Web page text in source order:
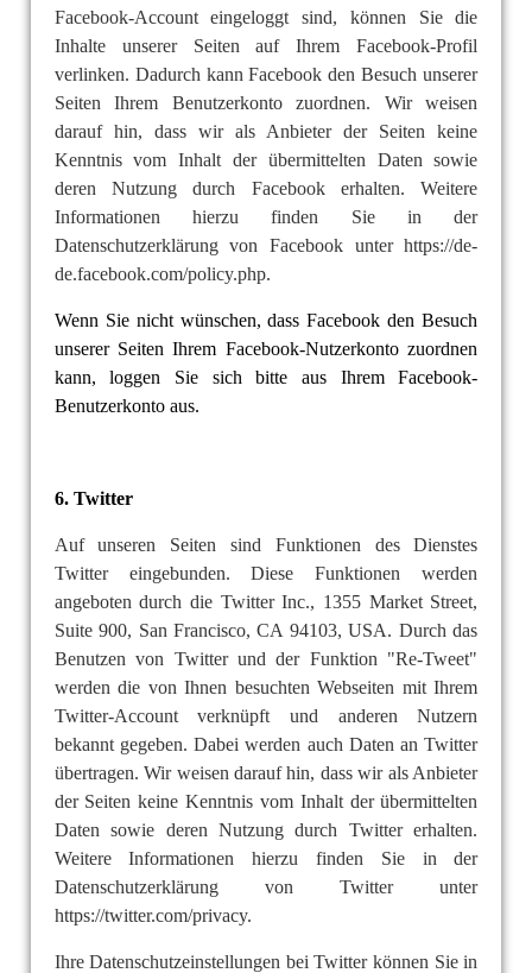
Facebook-Account eingeloggt sind, können Sie die
Inhalte unserer Seiten auf Ihrem Facebook-Profil
verlinken. Dadurch kann Facebook den Besuch unserer
Seiten Ihrem Benutzerkonto zuordnen. Wir weisen
darauf hin, dass wir als Anbieter der Seiten keine
Kenntnis vom Inhalt der übermittelten Daten sowie
deren Nutzung durch Facebook erhalten. Weitere
Informationen hierzu finden Sie in der
Datenschutzerklärung von Facebook unter https://de-
de.facebook.com/policy.php.
Wenn Sie nicht wünschen, dass Facebook den Besuch
unserer Seiten Ihrem Facebook-Nutzerkonto zuordnen
kann, loggen Sie sich bitte aus Ihrem Facebook-
Benutzerkonto aus.
6. Twitter
Auf unseren Seiten sind Funktionen des Dienstes
Twitter eingebunden. Diese Funktionen werden
angeboten durch die Twitter Inc., 1355 Market Street,
Suite 900, San Francisco, CA 94103, USA. Durch das
Benutzen von Twitter und der Funktion "Re-Tweet"
werden die von Ihnen besuchten Webseiten mit Ihrem
Twitter-Account verknüpft und anderen Nutzern
bekannt gegeben. Dabei werden auch Daten an Twitter
übertragen. Wir weisen darauf hin, dass wir als Anbieter
der Seiten keine Kenntnis vom Inhalt der übermittelten
Daten sowie deren Nutzung durch Twitter erhalten.
Weitere Informationen hierzu finden Sie in der
Datenschutzerklärung von Twitter unter
https://twitter.com/privacy.
Ihre Datenschutzeinstellungen bei Twitter können Sie in